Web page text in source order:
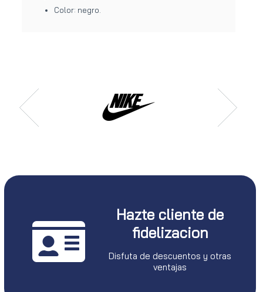
Color: negro.
Hazte cliente de
fidelizacion
Disfuta de descuentos y otras
ventajas